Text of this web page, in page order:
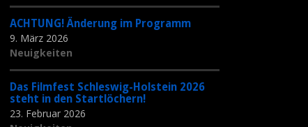
ACHTUNG! Änderung im Programm
9. März 2026
Neuigkeiten
Das Filmfest Schleswig-Holstein 2026
steht in den Startlöchern!
23. Februar 2026